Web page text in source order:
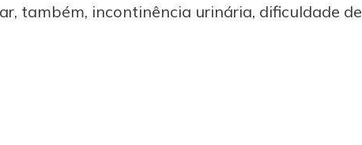
também, incontinência urinária, dificuldade de